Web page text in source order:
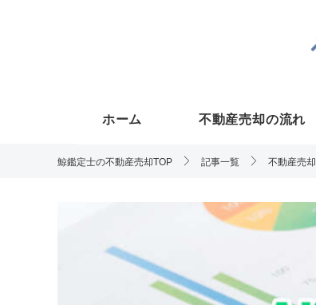
ホーム 不動産売却の流れ
鯨鑑定士の不動産売却TOP 記事一覧 不動産売却